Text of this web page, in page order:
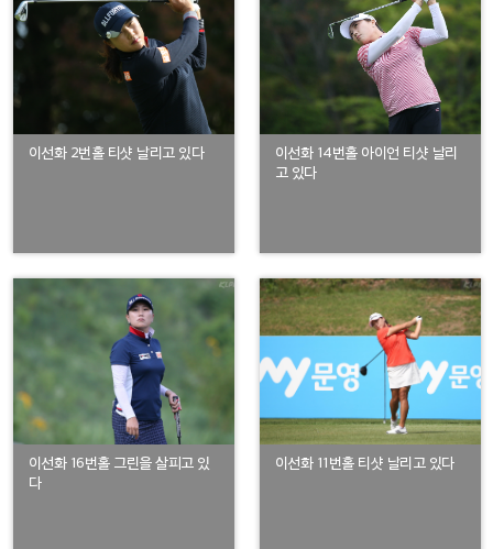
이선화 2번홀 티샷 날리고 있다
이선화 14번홀 아이언 티샷 날리
고 있다
이선화 16번홀 그린을 살피고 있
다
이선화 11번홀 티샷 날리고 있다